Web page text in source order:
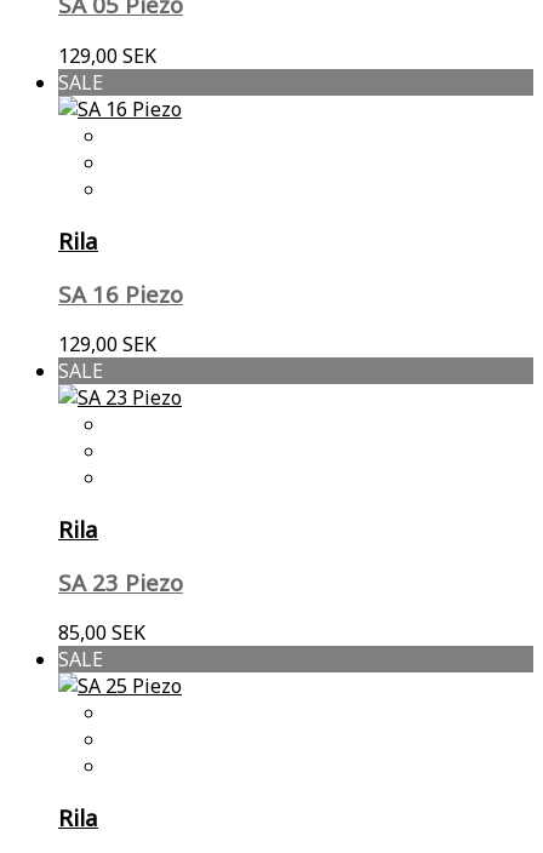
129,00 SEK
SALE
Rila
SA 16 Piezo
129,00 SEK
SALE
Rila
SA 23 Piezo
85,00 SEK
SALE
Rila